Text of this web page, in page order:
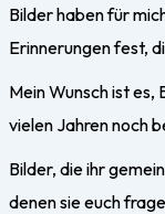
Bilder haben für
Erinnerungen fest,
Mein Wunsch ist es,
vielen Jahren noch
Bilder, die ihr
denen sie euch